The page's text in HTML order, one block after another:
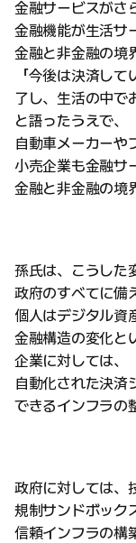
金融サービスがさ
金融機能が生活サ
金融と非金融の境
「今後は決済し
了し、生活の中で
と語ったうえで、
自動車メーカーや
小売企業も金融サ
金融と非金融の境
孫氏は、こうした
政府のすべてに備
個人はデジタル資
金融構造の変化と
企業に対しては、
自動化された決済
できるインフラの
政府に対しては、
規制サンドボック
信頼インフラの構